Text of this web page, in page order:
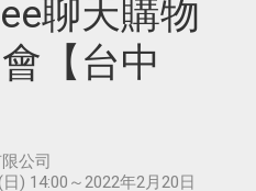
聊天購物
【台中
公司
) 14:00～2022年2月20日